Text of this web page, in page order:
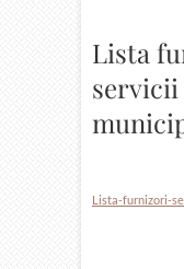
Lista
servicii
Lista-furnizori-